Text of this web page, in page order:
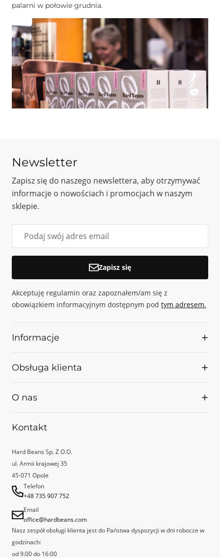
palarni w połowie grudnia.
Newsletter
Zapisz się do naszego newslettera, aby otrzymywać
informacje o nowościach i promocjach w naszym
sklepie.
Zapisz się
Akceptuję regulamin oraz zapoznałem/am się z
obowiązkiem informacyjnym dostępnym pod tym adresem.
Informacje
Palarnia
Z kim współpracujemy
Obsługa klienta
Regulamin
Polityka prywatności
O nas
Nasze korzenie sięgają 2009 roku, wtedy bowiem rozpoczęła w Opolu
miejsca, które uznane zostało przez Specialty Coffee Association Poland
za najlepszą kawiarnię Speciality w Polsce.
Kontakt
Hard Beans Sp. Z O.O.
ul. Armii krajowej 35
45-071 Opole
Telefon
+48 735 907 752
Email
office@hardbeans.com
Nasz zespół obsługi klienta jest do Państwa dyspozycji w dni robocze w
godzinach:
od 9:00 do 16:00